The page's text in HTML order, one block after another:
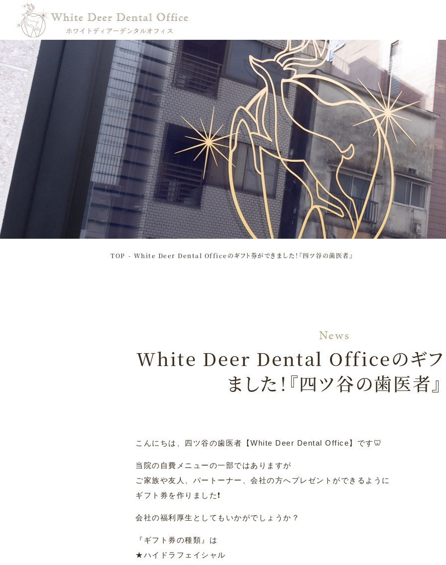
TOP White Deer Dental Officeのギフト券ができました！『四ツ谷の歯医者』
White Deer Dental Officeのギフ
ました！『四ツ谷の歯医者』
こんにちは、四ツ谷の歯医者【White Deer Dental Office】です🦷
当院の自費メニューの一部ではありますが
ご家族や友人、パートーナー、会社の方へプレゼントができるように
ギフト券を作りました❗️
会社の福利厚生としてもいかがでしょうか？
『ギフト券の種類』は
★ハイドラフェイシャル